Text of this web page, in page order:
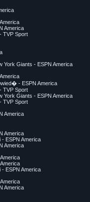
America
TVP Sport
York Giants - ESPN America
- ESPN America
TVP Sport
York Giants - ESPN America
TVP Sport
America
America
ESPN America
America
ESPN America
America